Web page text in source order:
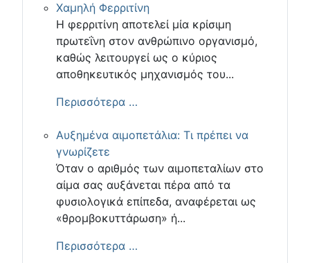
Χαμηλή Φερριτίνη
Η φερριτίνη αποτελεί μία κρίσιμη
πρωτεΐνη στον ανθρώπινο οργανισμό,
καθώς λειτουργεί ως ο κύριος
αποθηκευτικός μηχανισμός του...
Περισσότερα …
Αυξημένα αιμοπετάλια: Τι πρέπει να
γνωρίζετε
Όταν ο αριθμός των αιμοπεταλίων στο
αίμα σας αυξάνεται πέρα από τα
φυσιολογικά επίπεδα, αναφέρεται ως
«θρομβοκυττάρωση» ή...
Περισσότερα …